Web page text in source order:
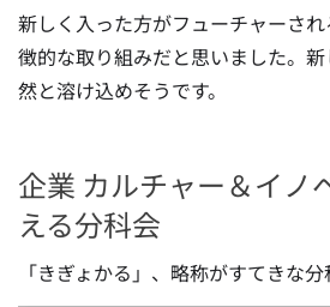
新しく入った方がフューチャーさ
徴的な取り組みだと思いました。
然と溶け込めそうです。
企業 カルチャー＆イノ
える分科会
「きぎょかる」、略称がすてきな分